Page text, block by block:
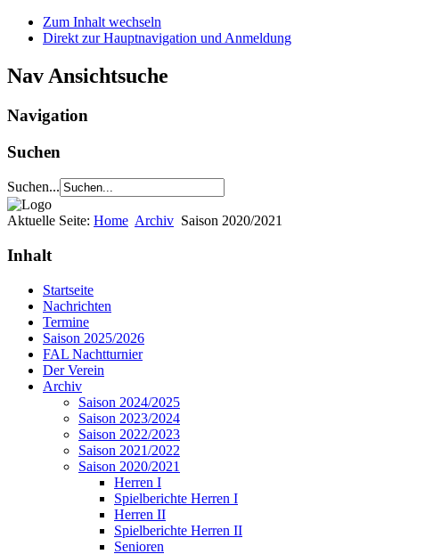
Zum Inhalt wechseln
Direkt zur Hauptnavigation und Anmeldung
Nav Ansichtsuche
Navigation
Suchen
Suchen...
Aktuelle Seite: Home Archiv Saison 2020/2021
Inhalt
Startseite
Nachrichten
Termine
Saison 2025/2026
FAL Nachtturnier
Der Verein
Archiv
Saison 2024/2025
Saison 2023/2024
Saison 2022/2023
Saison 2021/2022
Saison 2020/2021
Herren I
Spielberichte Herren I
Herren II
Spielberichte Herren II
Senioren